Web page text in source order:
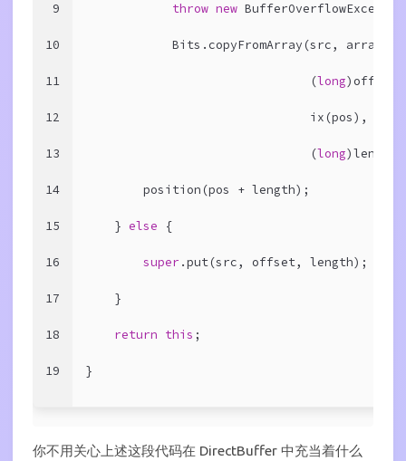
9
10
11
12
13
14
15
16
17
18
19
throw new
Bits.copyFromArray(src,
                               (
long)offset
                               ix(pos),
                               (
long)length
        position(pos + length);
    }
else {
super .put(src, offset, length);
    }
return this ;
}
你不用关心上述这段代码在 DirectBuffer 中充当着什么